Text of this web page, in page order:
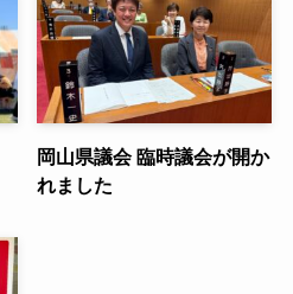
岡山県議会 臨時議会が開か
れました